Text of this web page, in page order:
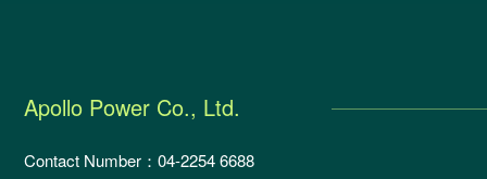
Apollo Power Co., Ltd.
Contact Number：04-2254 6688